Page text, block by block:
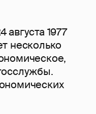
августа 1977
несколько